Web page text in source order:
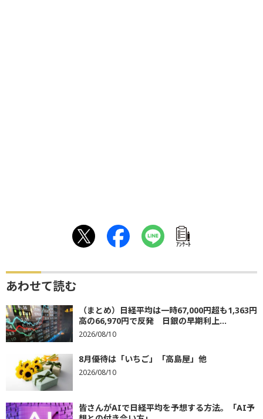
ｱﾝｹｰﾄ
あわせて読む
（まとめ）日経平均は一時67,000円超も1,363円
高の66,970円で反発 日銀の早期利上...
2026/08/10
8月優待は「いちご」「高島屋」他
2026/08/10
皆さんがAIで日経平均を予想する方法。「AI予